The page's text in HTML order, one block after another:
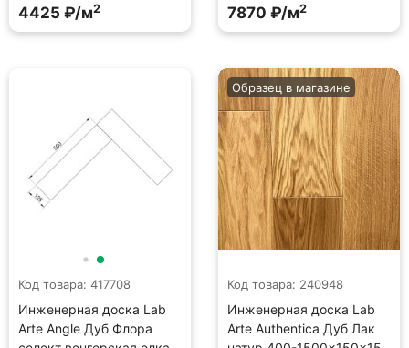
4425 ₽/м2 7870 ₽/м2
Код товара: 417708
Инженерная доска Lab
Arte Angle Дуб Флора
Код товара: 240948
Инженерная доска Lab
Arte Authentica Дуб Лак
Образец в магазине